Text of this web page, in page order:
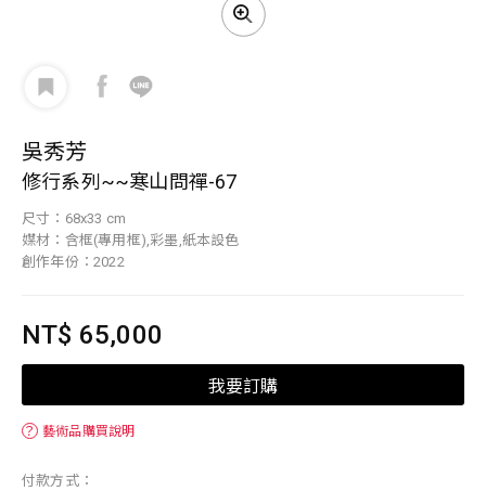
吳秀芳
修行系列~~寒山問禪-67
尺寸：68x33 cm
媒材：含框(專用框),彩墨,紙本設色
創作年份：2022
NT$ 65,000
我要訂購
？ 藝術品購買說明
付款方式：